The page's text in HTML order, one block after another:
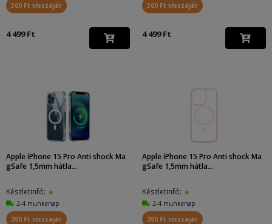
300 Ft visszajár
4 499 Ft
300 Ft visszajár
4 499 Ft
Apple iPhone 15 Pro Anti shock Ma
gSafe 1,5mm hátla...
Készletinfó:
2-4 munkanap
200 Ft visszajár
Apple iPhone 15 Pro Anti shock Ma
gSafe 1,5mm hátla...
Készletinfó:
2-4 munkanap
200 Ft visszajár